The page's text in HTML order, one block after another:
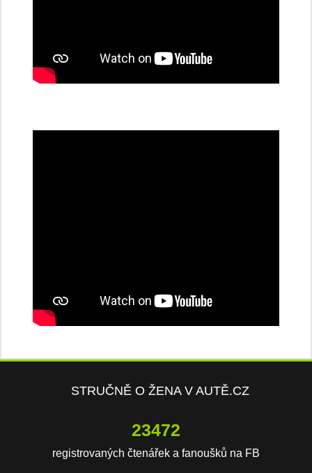
STRUČNĚ O ŽENA V AUTĚ.CZ
23472
registrovaných čtenářek a fanoušků na FB